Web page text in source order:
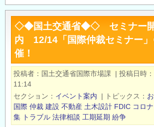
ン
フ
ラ
テ
ク
コ
ン
開
催
◇◆国土交通省◆◇ セミナー開
内 12/14「国際仲裁セミナー」
催！
投稿者 国土交通省国際市場課 | 投稿日時
11:14
セクション
イベント案内 | トピックス
国際 仲裁 建設 不動産 土木設計 FDIC コロナ
集 トラブル 法律相談 工期延期 紛争